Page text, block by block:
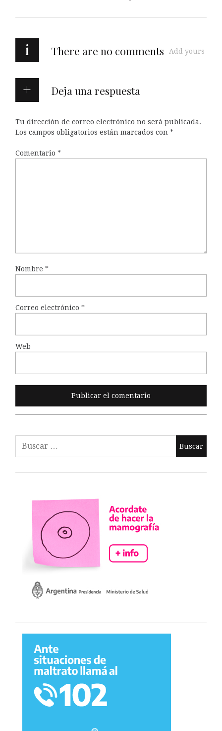
i There are no comments Add yours
Deja una respuesta
Tu dirección de correo electrónico no será publicada.
Los campos obligatorios están marcados con *
Comentario *
Nombre *
Correo electrónico *
Web